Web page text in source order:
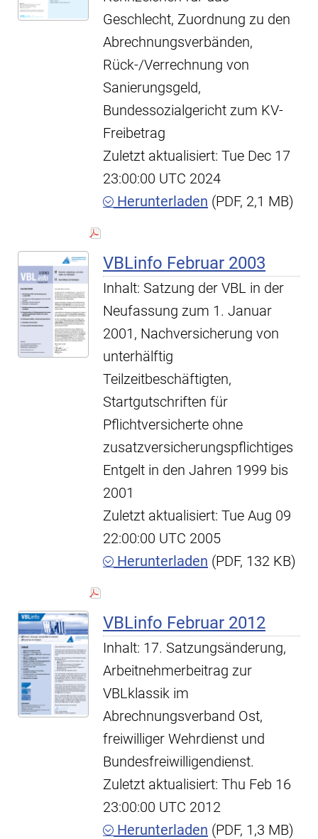
Geschlecht, Zuordnung zu den
Abrechnungsverbänden,
Rück-/Verrechnung von
Sanierungsgeld,
Bundessozialgericht zum KV-
Freibetrag
Zuletzt aktualisiert: Tue Dec 17
23:00:00 UTC 2024
Herunterladen (PDF, 2,1 MB)
VBLinfo Februar 2003
Inhalt: Satzung der VBL in der
Neufassung zum 1. Januar
2001, Nachversicherung von
unterhälftig
Teilzeitbeschäftigten,
Startgutschriften für
Pflichtversicherte ohne
zusatzversicherungspflichtiges
Entgelt in den Jahren 1999 bis
2001
Zuletzt aktualisiert: Tue Aug 09
22:00:00 UTC 2005
Herunterladen (PDF, 132 KB)
VBLinfo Februar 2012
Inhalt: 17. Satzungsänderung,
Arbeitnehmerbeitrag zur
VBLklassik im
Abrechnungsverband Ost,
freiwilliger Wehrdienst und
Bundesfreiwilligendienst.
Zuletzt aktualisiert: Thu Feb 16
23:00:00 UTC 2012
Herunterladen (PDF, 1,3 MB)